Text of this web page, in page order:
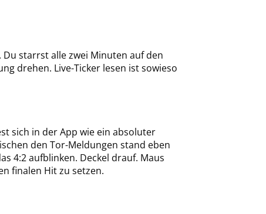
starrst alle zwei Minuten auf den
drehen. Live-Ticker lesen ist sowieso
sich in der App wie ein absoluter
den Tor-Meldungen stand eben
4:2 aufblinken. Deckel drauf. Maus
finalen Hit zu setzen.